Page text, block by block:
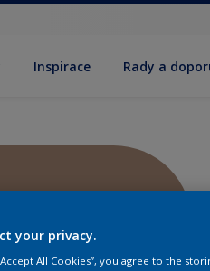
Inspirace Rady a
your privacy.
All Cookies”, you agree to the